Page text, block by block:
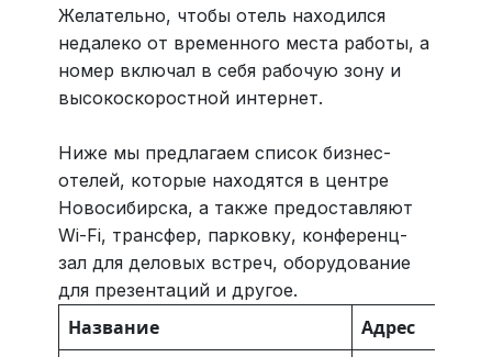
Желательно, чтобы отель находился
недалеко от временного места работы, а
номер включал в себя рабочую зону и
высокоскоростной интернет.
Ниже мы предлагаем список бизнес-
отелей, которые находятся в центре
Новосибирска, а также предоставляют
Wi-Fi, трансфер, парковку, конференц-
зал для деловых встреч, оборудование
для презентаций и другое.
Название
Адрес